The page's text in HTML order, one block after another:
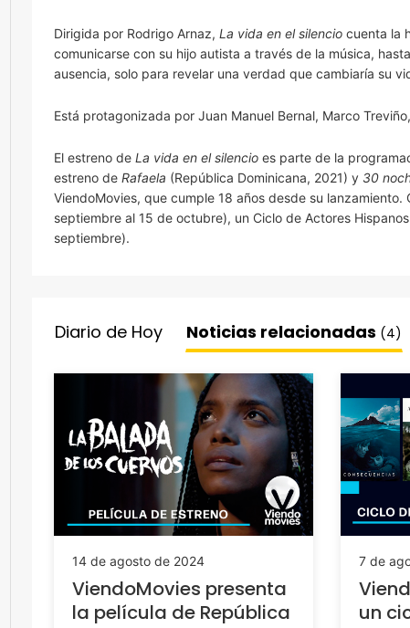
Dirigida por Rodrigo Arnaz, La vida en el silencio cuenta la
comunicarse con su hijo autista a través de la música,
ausencia, solo para revelar una verdad que cambiaría su
Está protagonizada por Juan Manuel Bernal, Marco
El estreno de La vida en el silencio es parte de la
estreno de Rafaela (República Dominicana, 2021) y 30
ViendoMovies, que cumple 18 años desde su
septiembre al 15 de octubre), un Ciclo de Actores
septiembre).
Diario de Hoy Noticias relacionadas (4)
14 de agosto de 2024
ViendoMovies presenta
la película de República
7 de
un